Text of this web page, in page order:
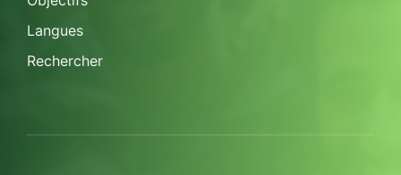
Langues
Rechercher